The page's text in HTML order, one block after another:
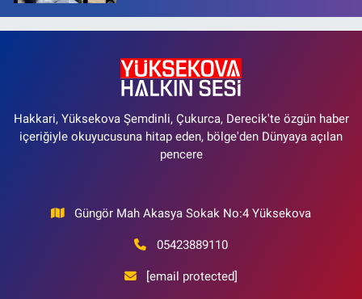
Hakkari, Yüksekova Şemdinli, Çukurca, Derecik'te özgün haber
içeriğiyle okuyucusuna hitap eden, bölge'den Dünyaya açılan
pencere
Güngör Mah Akasya Sokak No:4 Yüksekova
05423889110
[email protected]